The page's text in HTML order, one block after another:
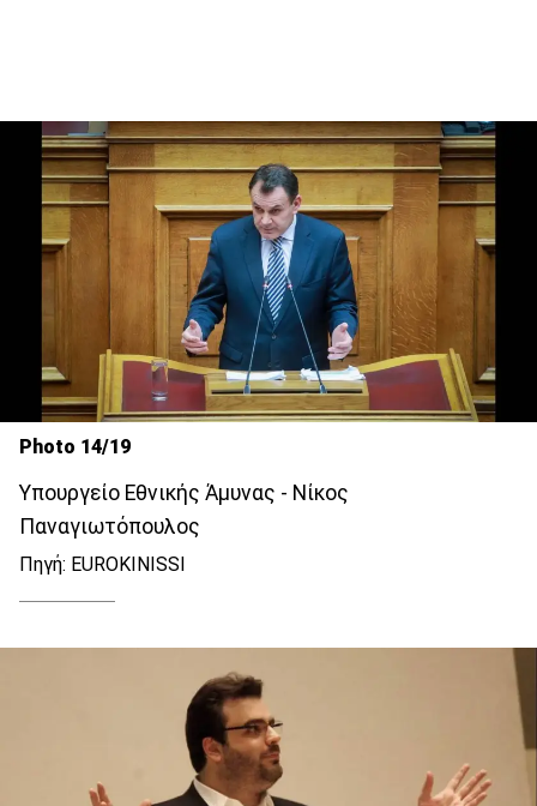
Photo 14/19
Υπουργείο Εθνικής Άμυνας - Νίκος
Παναγιωτόπουλος
Πηγή: EUROKINISSI